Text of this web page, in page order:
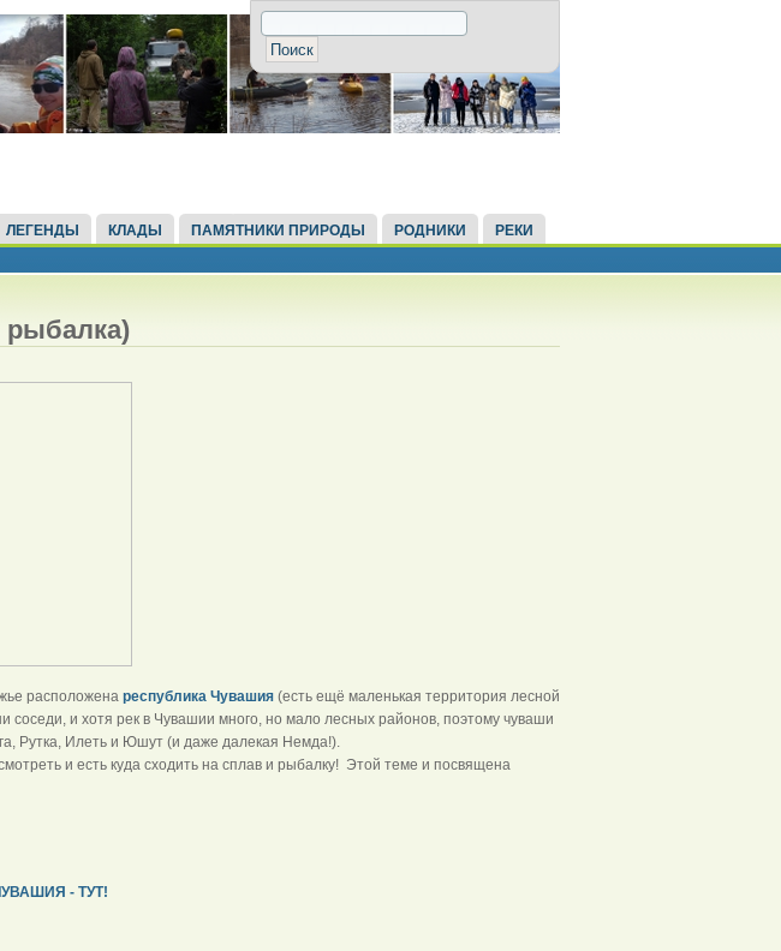
ЛЕГЕНДЫ КЛАДЫ ПАМЯТНИКИ ПРИРОДЫ РОДНИКИ РЕКИ
рыбалка)
расположенареспублика Чувашия(есть ещё маленькая территория лесной
и хотя рек в Чувашии много, но мало лесных районов, поэтому чуваши
Рутка, Илеть и Юшут (и даже далекая Немда!).
и есть куда сходить на сплав и рыбалку! Этой теме и посвящена
- ТУТ!